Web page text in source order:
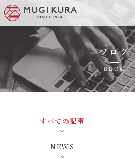
ホーム
分譲地・建売情報
ブログ
BLOG
すべての記事
NEWS